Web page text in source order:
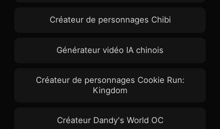
Créateur de personnages Chibi
Générateur vidéo IA chinois
Créateur de personnages Cookie Run:
Kingdom
Créateur Dandy's World OC